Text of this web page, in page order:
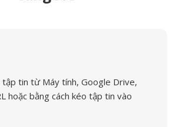
tập tin từ Máy tính, Google Drive,
hoặc bằng cách kéo tập tin vào